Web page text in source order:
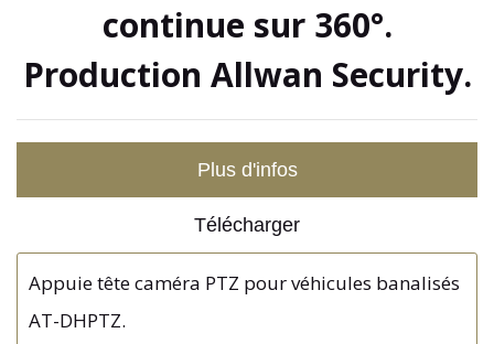
continue sur 360°.
Production Allwan Security.
Plus d'infos
Télécharger
Appuie tête caméra PTZ pour véhicules banalisés
AT-DHPTZ.